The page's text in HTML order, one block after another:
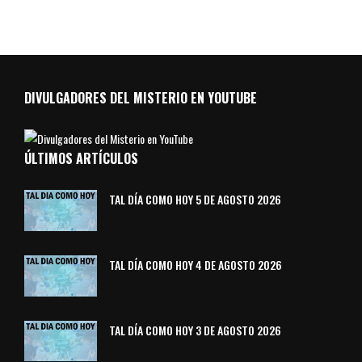
DIVULGADORES DEL MISTERIO EN YOUTUBE
ÚLTIMOS ARTÍCULOS
TAL DÍA COMO HOY 5 DE AGOSTO 2026
TAL DÍA COMO HOY 4 DE AGOSTO 2026
TAL DÍA COMO HOY 3 DE AGOSTO 2026